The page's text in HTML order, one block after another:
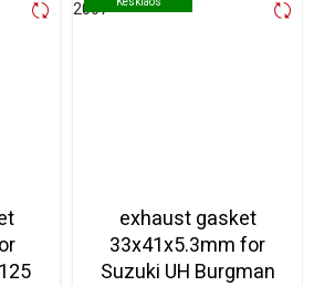
exhaust gasket
33x41x5.3mm for
Suzuki UH Burgman